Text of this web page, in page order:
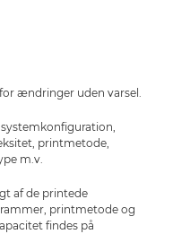
ændringer uden varsel.
printmetode,
m.v.
af de printede
printmetode og
findes på